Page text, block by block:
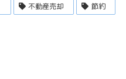
不動産売却 節約